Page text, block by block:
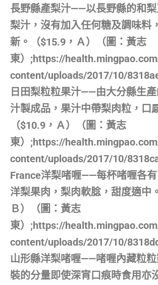
長野縣產梨汁——以長野縣的和
梨汁，沒有加入任何糖及調味料
新。（$15.9，Ａ）（圖：黃志
東）;https://
content/uploads/2017/10/
日田梨粒粒果汁——由大分縣生
汁製成品，果汁中帶梨肉粒，口
（$10.9，Ａ）（圖：黃志
東）;https://
content/uploads/2017/10/
France洋梨啫喱——每杯啫喱各
洋梨果肉，梨肉軟腍，甜度適中
Ｂ）（圖：黃志
東）;https://
content/uploads/2017/10/
山形縣洋梨啫喱——啫喱內藏粒
裝的分量即使深宵口痕時食用亦